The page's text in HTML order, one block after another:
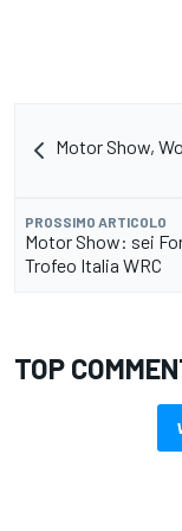
Motor Show,
PROSSIMO ARTICOLO
Motor Show: sei
Trofeo Italia WRC
TOP